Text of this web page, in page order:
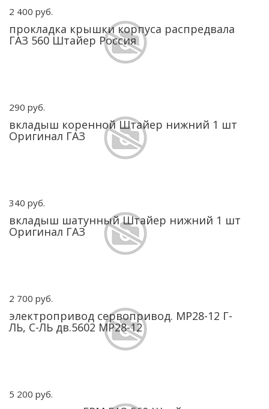
2 400 руб.
прокладка крышки корпуса распредвала
ГАЗ 560 Штайер Россия
290 руб.
вкладыш коренной Штайер нижний 1 шт
Оригинал ГАЗ
340 руб.
вкладыш шатунный Штайер нижний 1 шт
Оригинал ГАЗ
2 700 руб.
электропривод сервопривод. МР28-12 Г-
ЛЬ, С-ЛЬ дв.5602 МР28-12
5 200 руб.